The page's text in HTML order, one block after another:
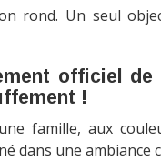
rond. Un seul
officiel de
!
famille, aux
dans une ambiance